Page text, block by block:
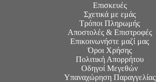
Επισκευές
Σχετικά με εμάς
Τρόποι Πληρωμής
Αποστολές & Επιστροφές
Επικοινωνήστε μαζί μας
Όροι Χρήσης
Πολιτική Απορρήτου
Οδηγοί Μεγεθών
Υπαναχώρηση Παραγγελίας